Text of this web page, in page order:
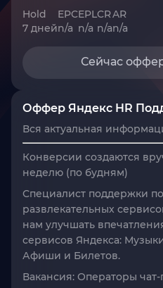
Hold
7 дней
EPC
n/a
EPL
n/a
CR
n/a
AR
n/a
Сейчас
Оффер Яндекс HR
Вся актуальная
Конверсии создаются
неделю (по будням)
Специалист поддержки
развлекательных
нам улучшать
сервисов Яндекса:
Афиши и Билетов.
Вакансия: Операторы